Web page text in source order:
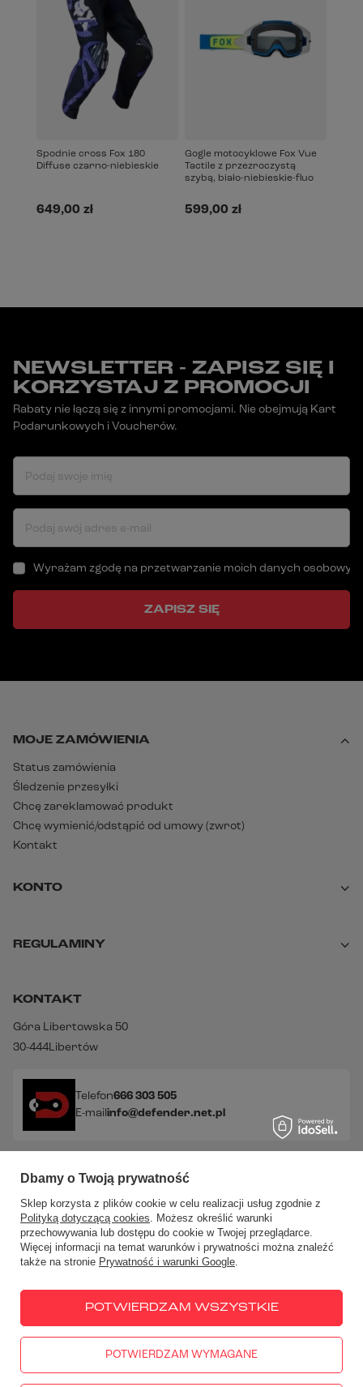
Spodnie cross Fox 180
Diffuse czarno-niebieskie
649,00 zł
Gogle motocyklowe Fox Vue
Tactile z przezroczystą
szybą, biało-niebieskie-fluo
599,00 zł
NEWSLETTER - ZAPISZ SIĘ I
KORZYSTAJ Z PROMOCJI
Rabaty nie łączą się z innymi promocjami. Nie obejmują Kart
Podarunkowych i Voucherów.
Podaj swoje imię
Podaj swój adres e-mail
Wyrażam zgodę na przetwarzanie moich danych
ZAPISZ SIĘ
MOJE ZAMÓWIENIA
Status zamówienia
Śledzenie przesyłki
Chcę zareklamować produkt
Chcę wymienić/odstąpić od umowy (zwrot)
Kontakt
KONTO
REGULAMINY
KONTAKT
Góra Libertowska 50
30-444Libertów
Telefon666 303 505
E-mail info@defender.net.pl
Sprawdź nasze social media!
W sklepie prezentujemy ceny brutto (z VAT).
666 303 505
Dbamy o Twoją prywatność
Sklep korzysta z plików cookie w celu realizacji usług zgodnie z
Polityką dotyczącą cookies. Możesz określić warunki
przechowywania lub dostępu do cookie w Twojej przeglądarce.
Więcej informacji na temat warunków i prywatności można znaleźć
także na stronie Prywatność i warunki Google.
POTWIERDZAM WYMAGANE
POTWIERDZAM WSZYSTKIE